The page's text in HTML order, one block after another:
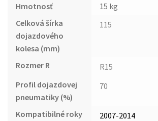
Hmotnosť
15 kg
Celková šírka
dojazdového
kolesa (mm)
115
Rozmer R
R15
Profil dojazdovej
pneumatiky (%)
70
Kompatibilné roky
2007-2014